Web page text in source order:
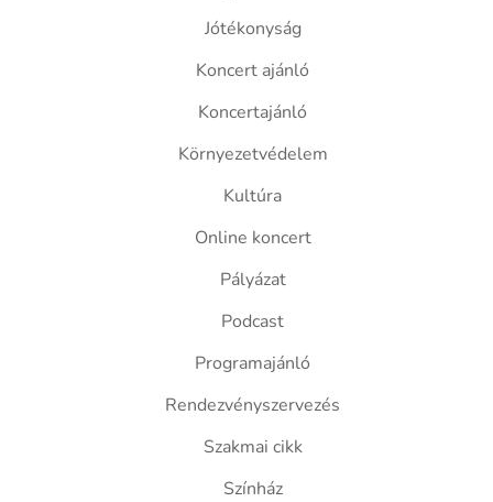
Jótékonyság
Koncert ajánló
Koncertajánló
Környezetvédelem
Kultúra
Online koncert
Pályázat
Podcast
Programajánló
Rendezvényszervezés
Szakmai cikk
Színház